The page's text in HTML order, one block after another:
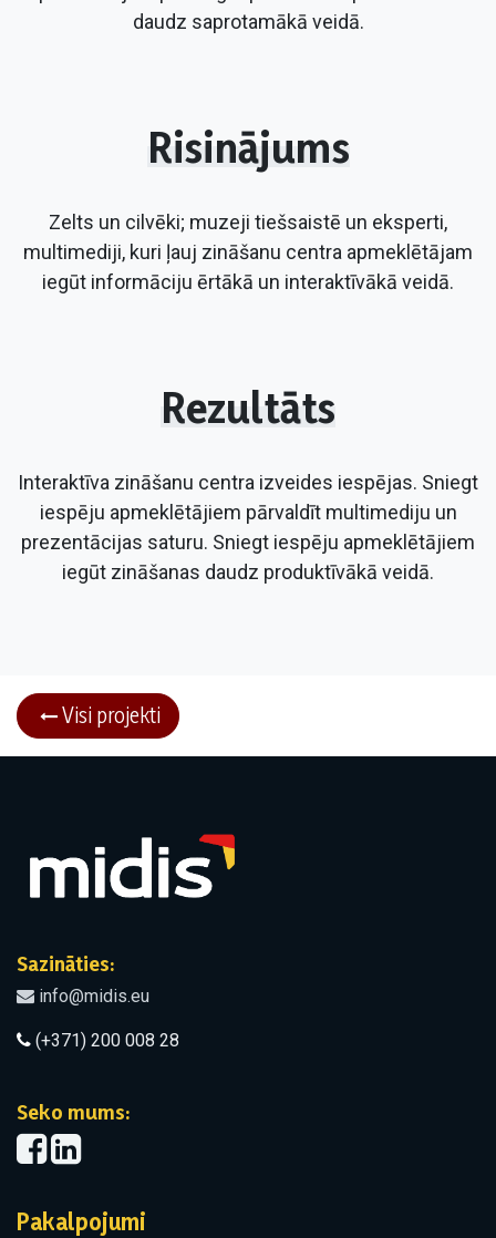
daudz saprotamākā veidā.
Risinājums
Zelts un cilvēki; muzeji tiešsaistē un eksperti,
multimediji, kuri ļauj zināšanu centra apmeklētājam
iegūt informāciju ērtākā un interaktīvākā veidā.
Rezultāts
Interaktīva zināšanu centra izveides iespējas. Sniegt
iespēju apmeklētājiem pārvaldīt multimediju un
prezentācijas saturu. Sniegt iespēju apmeklētājiem
iegūt zināšanas daudz produktīvākā veidā.
Visi projekti​
Sazināties:
info@midis.eu
(+371) 200 008 28
Seko mums:
Pakalpojumi